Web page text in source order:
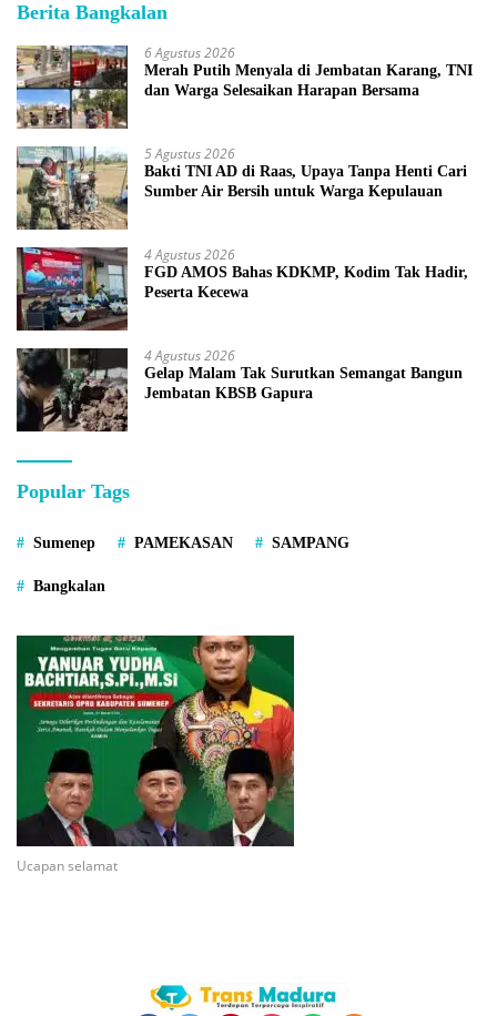
Berita Bangkalan
6 Agustus 2026
Merah Putih Menyala di Jembatan Karang, TNI
dan Warga Selesaikan Harapan Bersama
5 Agustus 2026
Bakti TNI AD di Raas, Upaya Tanpa Henti Cari
Sumber Air Bersih untuk Warga Kepulauan
4 Agustus 2026
FGD AMOS Bahas KDKMP, Kodim Tak Hadir,
Peserta Kecewa
4 Agustus 2026
Gelap Malam Tak Surutkan Semangat Bangun
Jembatan KBSB Gapura
Popular Tags
Sumenep PAMEKASAN SAMPANG
Bangkalan
Ucapan selamat